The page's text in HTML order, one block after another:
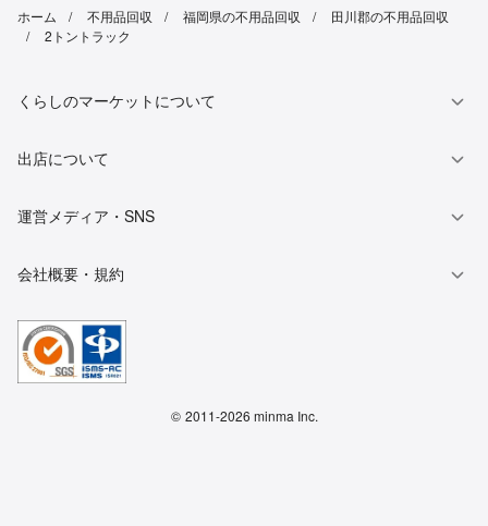
ホーム 不用品回収 福岡県の不用品回収
田川郡の不用品回収
2トントラック
くらしのマーケットについて
出店について
運営メディア・SNS
会社概要・規約
© 2011-2026 minma Inc.